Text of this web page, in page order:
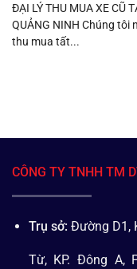
ĐẠI LÝ THU MUA XE CŨ
QUẢNG NINH Chúng tôi
thu mua tất...
CÔNG TY TNHH TM
Trụ sở: Đường D1,
Từ, KP. Đông A,